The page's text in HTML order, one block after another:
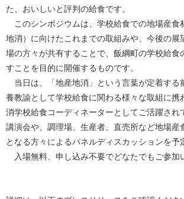
た、おいしいと評判の給食です。
このシンポジウムは、学校給食での地場産食
地消）に向けたこれまでの取組みや、今後の展
場の方々が共有することで、飯綱町の学校給食
すことを目的に開催するものです。
当日は、「地産地消」という言葉が定着する
養教諭として学校給食に関わる様々な取組に携
消学校給食コーディネーターとしてご活躍され
講演会や、調理場、生産者、直売所など地場産
となる方々によるパネルディスカッションを予
入場無料、申し込み不要でどなたでもご参加